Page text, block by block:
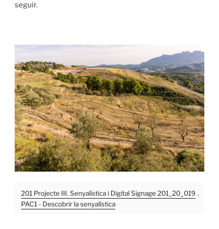
seguir.
201 Projecte III. Senyalística i Digital Signage 201_20_019 .
PAC1 - Descobrir la senyalística